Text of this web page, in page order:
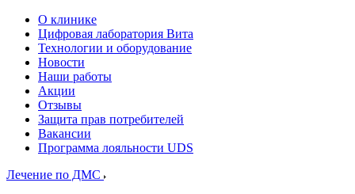
О клинике
Цифровая лаборатория Вита
Технологии и оборудование
Новости
Наши работы
Акции
Отзывы
Защита прав потребителей
Вакансии
Программа лояльности UDS
Лечение по ДМС